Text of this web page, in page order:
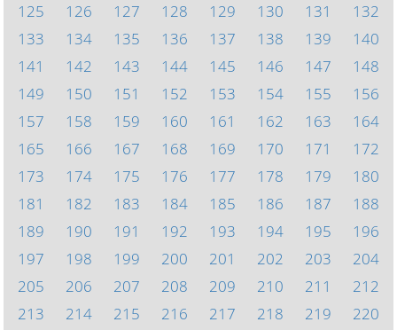
125
126 127 128 129 130 131
132
133
134 135 136 137 138 139
140
141
142 143 144 145 146 147
148
149
150 151 152 153 154 155
156
157
158 159 160 161 162 163
164
165
166 167 168 169 170 171
172
173
174 175 176 177 178 179
180
181
182 183 184 185 186 187
188
189
190 191 192 193 194 195
196
197
198 199 200 201 202 203
204
205
206 207 208 209 210 211
212
213
214 215 216 217 218 219
220